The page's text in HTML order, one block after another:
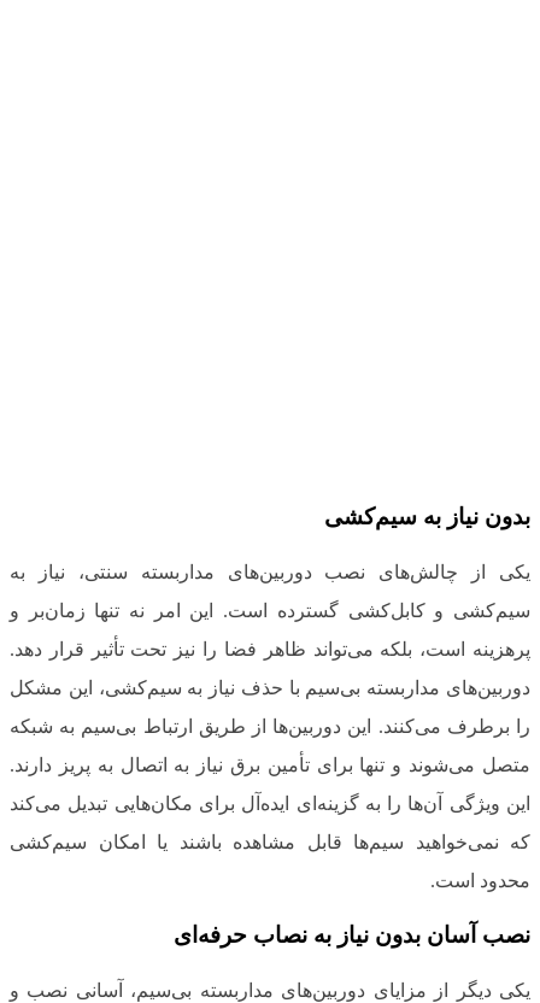
بدون نیاز به سیم‌کشی
یکی از چالش‌های نصب دوربین‌های مداربسته سنتی، نیاز به
سیم‌کشی و کابل‌کشی گسترده است. این امر نه تنها زمان‌بر و
پرهزینه است، بلکه می‌تواند ظاهر فضا را نیز تحت تأثیر قرار دهد.
دوربین‌های مداربسته بی‌سیم با حذف نیاز به سیم‌کشی، این مشکل
را برطرف می‌کنند. این دوربین‌ها از طریق ارتباط بی‌سیم به شبکه
متصل می‌شوند و تنها برای تأمین برق نیاز به اتصال به پریز دارند.
این ویژگی آن‌ها را به گزینه‌ای ایده‌آل برای مکان‌هایی تبدیل می‌کند
که نمی‌خواهید سیم‌ها قابل مشاهده باشند یا امکان سیم‌کشی
محدود است.
نصب آسان بدون نیاز به نصاب حرفه‌ای
یکی دیگر از مزایای دوربین‌های مداربسته بی‌سیم، آسانی نصب و